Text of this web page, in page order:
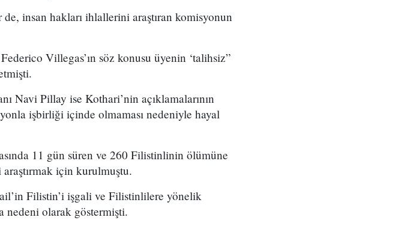
insan hakları ihlallerini araştıran komisyonun
Villegas’ın söz konusu üyenin ‘talihsiz”
Navi Pillay ise Kothari’nin açıklamalarının
işbirliği içinde olmaması nedeniyle hayal
11 gün süren ve 260 Filistinlinin ölümüne
araştırmak için kurulmuştu.
Filistin’i işgali ve Filistinlilere yönelik
nedeni olarak göstermişti.